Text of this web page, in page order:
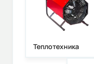
Теплотехника